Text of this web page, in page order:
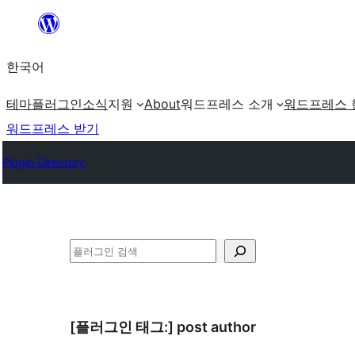
츠
로
로
가
한국어
테마플러그인소식지원 About워드프레스 소개 워드프레스
워드프레스 받기
Plugin Directory
검
[플러그인 태그:] post author